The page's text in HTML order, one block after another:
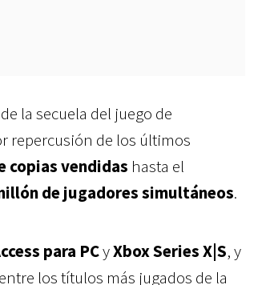
la secuela del juego de
repercusión de los últimos
copias vendidas hasta el
de jugadores simultáneos.
para PCyXbox Series X|S, y
los títulos más jugados de la